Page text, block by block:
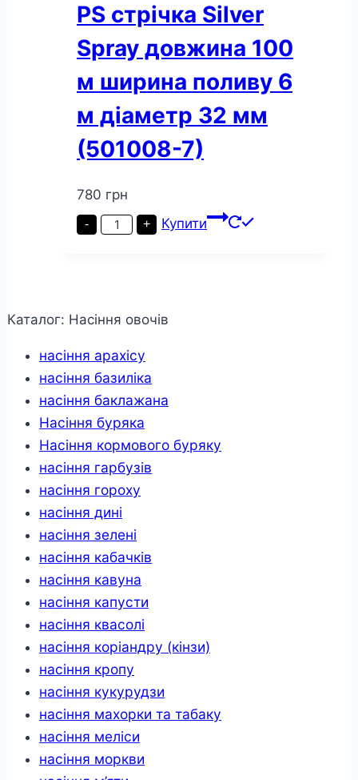
PS стрічка Silver
Spray довжина 100
м ширина поливу 6
м діаметр 32 мм
(501008-7)
780 грн
-
Шланг
туман
довжина
100
ширина
поливу
6
м
діаметр
32
(501008-
7)
кількість
+ Купити
Каталог: Насіння овочів
насіння арахісу
насіння базиліка
насіння баклажана
Насіння буряка
Насіння кормового буряку
насіння гарбузів
насіння гороху
насіння дині
насіння зелені
насіння кабачків
насіння кавуна
насіння капусти
насіння квасолі
насіння коріандру (кінзи)
насіння кропу
насіння кукурудзи
насіння махорки та табаку
насіння меліси
насіння моркви